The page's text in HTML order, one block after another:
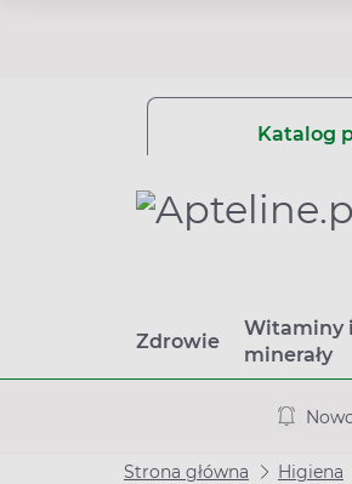
Katalog
Zdrowie
Witaminy i
minerały
Strona główna Higiena